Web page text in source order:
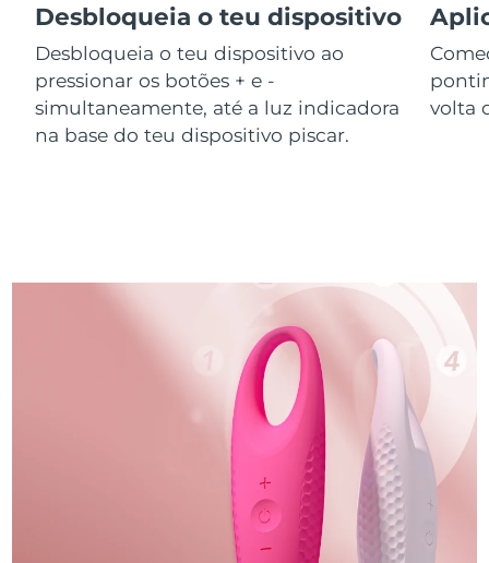
Desbloqueia o teu dispositivo
Desbloqueia o teu dispositivo ao
pressionar os botões + e -
simultaneamente, até a luz indicadora
na base do teu dispositivo piscar.
volta